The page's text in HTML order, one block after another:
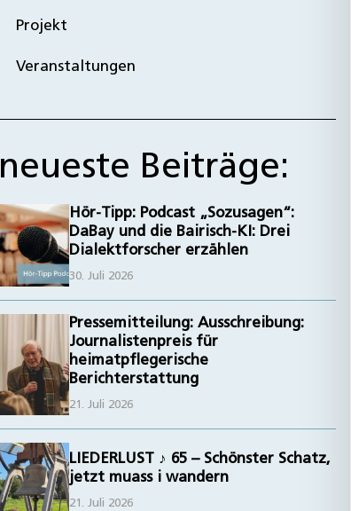
Projekt
Veranstaltungen
neueste Beiträge:
Hör-Tipp: Podcast „Sozusagen“:
DaBay und die Bairisch-KI: Drei
Dialektforscher erzählen
30. Juli 2026
Pressemitteilung: Ausschreibung:
Journalistenpreis für
heimatpflegerische
Berichterstattung
21. Juli 2026
LIEDERLUST ♪ 65 – Schönster Schatz,
jetzt muass i wandern
21. Juli 2026